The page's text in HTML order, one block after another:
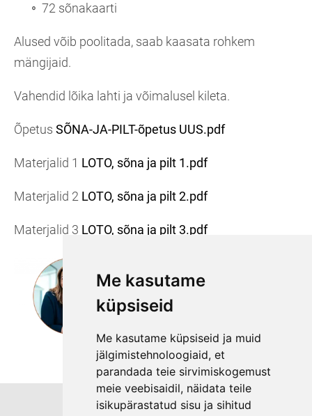
Me kasutame
küpsiseid
Me kasutame küpsiseid ja muid
jälgimistehnoloogiaid, et
parandada teie sirvimiskogemust
meie veebisaidil, näidata teile
isikupärastatud sisu ja sihitud
72 sõnakaarti
Alused võib poolitada, saab kaasata rohkem
mängijaid.
Vahendid lõika lahti ja võimalusel kileta.
Õpetus SÕNA-JA-PILT-õpetus UUS.pdf
Materjalid 1 LOTO, sõna ja pilt 1.pdf
Materjalid 2 LOTO, sõna ja pilt 2.pdf
Materjalid 3 LOTO, sõna ja pilt 3.pdf